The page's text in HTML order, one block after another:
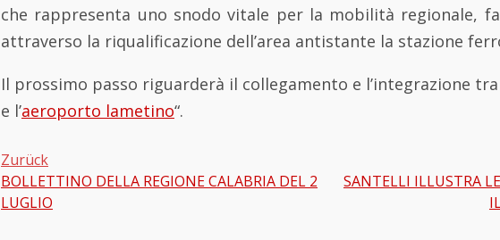
che rappresenta uno snodo vitale per la mobilità regionale,
attraverso la riqualificazione dell’area antistante la stazione
Il prossimo passo riguarderà il collegamento e l’integrazione
e l’aeroporto lametino“.
Beitragsnavigation
Zurück
BOLLETTINO DELLA REGIONE CALABRIA DEL 2
LUGLIO
SANTELLI ILLUSTRA